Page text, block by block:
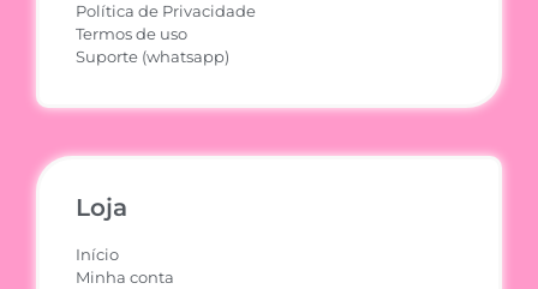
Política de Privacidade
Termos de uso
Suporte (whatsapp)
Loja
Início
Minha conta